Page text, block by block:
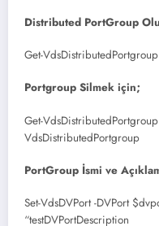
Distributed PortGroup
Get-
Portgroup Silmek için;
Get-
VdsDistributedPortgroup
PortGroup İsmi ve
Set-VdsDVPort -DVPort
“testDVPortDescription